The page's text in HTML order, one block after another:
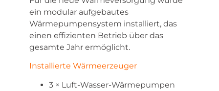
ein modular aufgebautes
Wärmepumpensystem installiert, das
einen effizienten Betrieb über das
gesamte Jahr ermöglicht.
Installierte Wärmeerzeuger
3 × Luft-Wasser-Wärmepumpen